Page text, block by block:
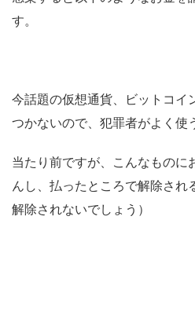
す。
今話題の仮想通貨、ビットコイ
つかないので、犯罪者がよく使
当たり前ですが、こんなものに
んし、払ったところで解除され
解除されないでしょう）